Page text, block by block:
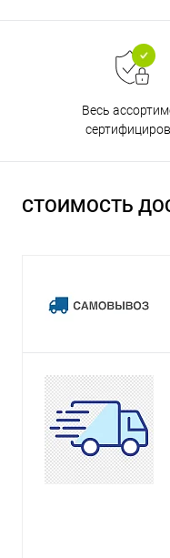
Весь
СТОИМОСТЬ